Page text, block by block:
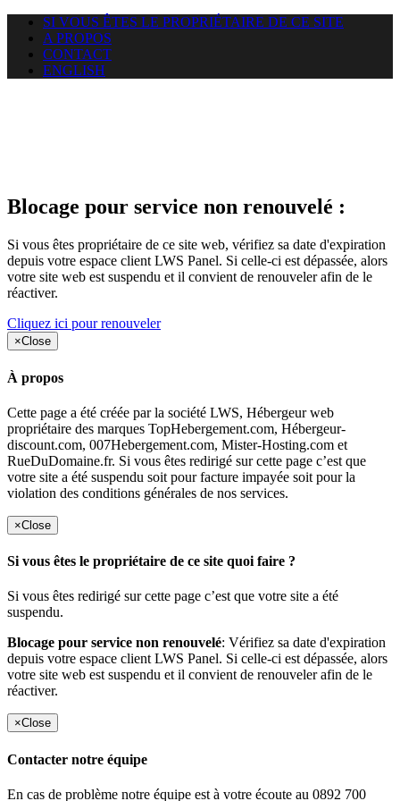
SI VOUS ÊTES LE PROPRIÉTAIRE DE CE SITE
A PROPOS
CONTACT
ENGLISH
Blocage pour service non renouvelé :
Si vous êtes propriétaire de ce site web, vérifiez sa date d'expiration
depuis votre espace client LWS Panel. Si celle-ci est dépassée, alors
votre site web est suspendu et il convient de renouveler afin de le
réactiver.
Cliquez ici pour renouveler
×Close
À propos
Cette page a été créée par la société LWS, Hébergeur web
propriétaire des marques TopHebergement.com, Hébergeur-
discount.com, 007Hebergement.com, Mister-Hosting.com et
RueDuDomaine.fr. Si vous êtes redirigé sur cette page c’est que
votre site a été suspendu soit pour facture impayée soit pour la
violation des conditions générales de nos services.
×Close
Si vous êtes le propriétaire de ce site quoi faire ?
Si vous êtes redirigé sur cette page c’est que votre site a été
suspendu.
Blocage pour service non renouvelé: Vérifiez sa date d'expiration
depuis votre espace client LWS Panel. Si celle-ci est dépassée, alors
votre site web est suspendu et il convient de renouveler afin de le
réactiver.
×Close
Contacter notre équipe
En cas de problème notre équipe est à votre écoute au 0892 700